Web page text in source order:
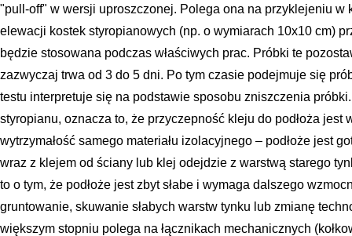
"pull-off" w wersji uproszczonej. Polega ona na przyklejeniu w
elewacji kostek styropianowych (np. o wymiarach 10x10 cm)
będzie stosowana podczas właściwych prac. Próbki te
zazwyczaj trwa od 3 do 5 dni. Po tym czasie podejmuje się
testu interpretuje się na podstawie sposobu zniszczenia
styropianu, oznacza to, że przyczepność kleju do podłoża jest
wytrzymałość samego materiału izolacyjnego – podłoże jest
wraz z klejem od ściany lub klej odejdzie z warstwą starego
to o tym, że podłoże jest zbyt słabe i wymaga dalszego
gruntowanie, skuwanie słabych warstw tynku lub zmianę
większym stopniu polega na łącznikach mechanicznych